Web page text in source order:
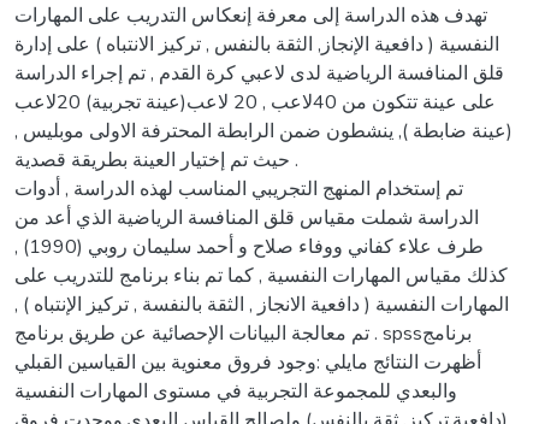
تهدف هذه الدراسة إلى معرفة إنعكاس التدريب على المهارات
النفسية ( دافعية الإنجاز, الثقة بالنفس , تركيز الانتباه ) على إدارة
قلق المنافسة الرياضية لدى لاعبي كرة القدم , تم إجراء الدراسة
على عينة تتكون من 40لاعب , 20 لاعب(عينة تجربية) 20لاعب
(عينة ضابطة ), ينشطون ضمن الرابطة المحترفة الاولى موبليس ,
حيث تم إختيار العينة بطريقة قصدية .
تم إستخدام المنهج التجريبي المناسب لهذه الدراسة , أدوات
الدراسة شملت مقياس قلق المنافسة الرياضية الذي أعد من
طرف علاء كفاني ووفاء صلاح و أحمد سليمان روبي (1990) ,
كذلك مقياس المهارات النفسية , كما تم بناء برنامج للتدريب على
المهارات النفسية ( دافعية الانجاز , الثقة بالنفسة , تركيز الإنتباه ) ,
تم معالجة البيانات الإحصائية عن طريق برنامج . spssبرنامج
أظهرت النتائج مايلي :وجود فروق معنوية بين القياسين القبلي
والبعدي للمجموعة التجربية في مستوى المهارات النفسية